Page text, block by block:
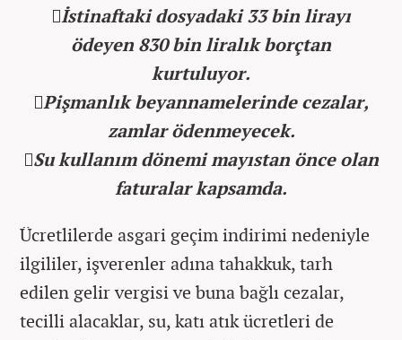
İstinaftaki dosyadaki 33 bin lirayı
ödeyen 830 bin liralık borçtan
kurtuluyor.
Pişmanlık beyannamelerinde cezalar,
zamlar ödenmeyecek.
Su kullanım dönemi mayıstan önce olan
faturalar kapsamda.
Ücretlilerde asgari geçim indirimi nedeniyle
ilgililer, işverenler adına tahakkuk, tarh
edilen gelir vergisi ve buna bağlı cezalar,
tecilli alacaklar, su, katı atık ücretleri de